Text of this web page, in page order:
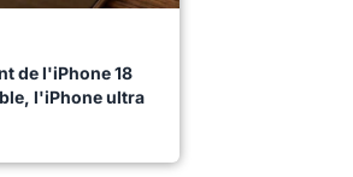
de l'iPhone 18
l'iPhone ultra